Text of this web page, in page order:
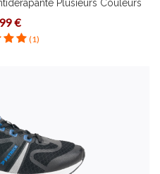
Plusieurs Couleurs
€
(1)